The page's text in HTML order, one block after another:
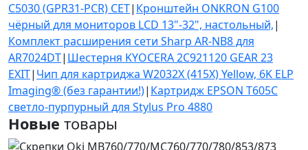
C5030 (GPR31-PCR) CET| Кронштейн ONKRON G100
чёрный для мониторов LCD 13"-32", настольный,|
Комплект расширения сети Sharp AR-NB8 для
AR7024DT| Шестерня KYOCERA 2C921120 GEAR 23
EXIT| Чип для картриджа W2032X (415X) Yellow, 6K ELP
Imaging® (без гарантии!)| Картридж EPSON T605C
светло-пурпурный для Stylus Pro 4880
Новые товары